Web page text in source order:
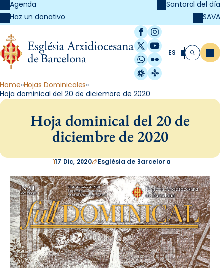
Agenda
Haz un donativo
Santoral del día
SAVA
Facebook
Instagram
X / Twitter
YouTube
WhatsApp
Flickr
Radio Estel
Catalunya
ES Buscar
Home Hojas Dominicales
Hoja dominical del 20 de diciembre de 2020
Hoja dominical del 20 de
diciembre de 2020
17 Dic, 2020 Església de Barcelona